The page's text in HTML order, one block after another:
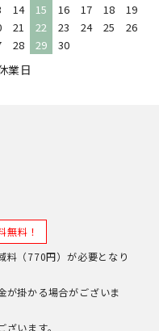
14 15 16 17 18
19
21 22 23 24 25
26
28 29 30
業日
無料！
料（770円）が必要となり
掛かる場合がございま
います。